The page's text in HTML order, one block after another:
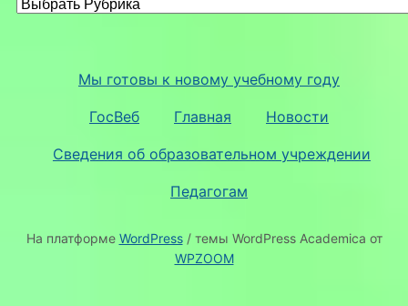
Мы готовы к новому учебному году
ГосВеб Главная Новости
Сведения об образовательном учреждении
Педагогам
На платформе WordPress/ темы WordPress Academica от
WPZOOM